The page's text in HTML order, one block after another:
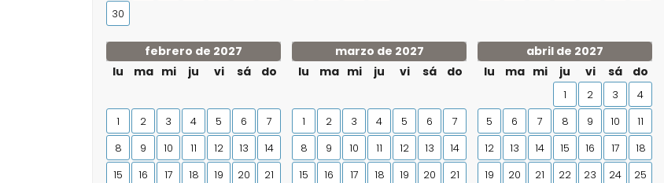
30
febrero de 2027
lu
ma mi ju vi sá do
1 2 3 4 5 6
7
8
9 10 11 12 13
14
15
16 17 18 19 20 21
marzo de 2027
lu
ma mi ju vi sá do
1 2 3 4 5 6
7
8
9 10 11 12 13
14
15
16 17 18 19 20 21
abril de 2027
lu
ma mi ju vi sá do
1 2 3
4
5
6 7 8 9 10
11
12
13 14 15 16 17
18
19
20 21 22 23 24 25